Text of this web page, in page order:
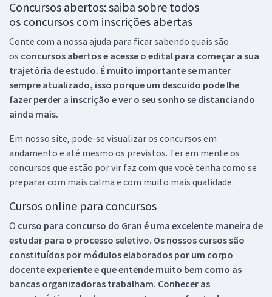
Concursos abertos: saiba sobre todos
os concursos com inscrições abertas
Conte com a nossa ajuda para ficar sabendo quais são
os concursos abertos e acesse o edital para começar a sua
trajetória de estudo. É muito importante se manter
sempre atualizado, isso porque um descuido pode lhe
fazer perder a inscrição e ver o seu sonho se distanciando
ainda mais.
Em nosso site, pode-se visualizar os concursos em
andamento e até mesmo os previstos. Ter em mente os
concursos que estão por vir faz com que você tenha como se
preparar com mais calma e com muito mais qualidade.
Cursos online para concursos
O curso para concurso do Gran é uma excelente maneira de
estudar para o processo seletivo. Os nossos cursos são
constituídos por módulos elaborados por um corpo
docente experiente e que entende muito bem como as
bancas organizadoras trabalham. Conhecer as